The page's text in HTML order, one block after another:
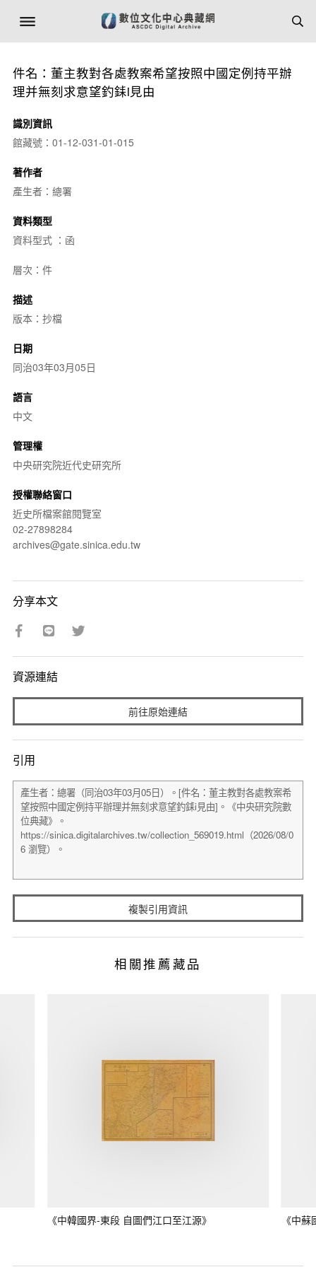
件名：董主教對各處教案希望按照中國定例持平辦
理并無刻求意望釣銇i見由
識別資訊
館藏號：01-12-031-01-015
著作者
產生者：總署
資料類型
資料型式 ：函
層次：件
描述
版本：抄檔
日期
同治03年03月05日
語言
中文
管理權
中央研究院近代史研究所
授權聯絡窗口
近史所檔案館閱覽室
02-27898284
archives@gate.sinica.edu.tw
分享本文
資源連結
前往原始連結
引用
複製引用資訊
相關推薦藏品
《中韓國界-東段 自圖們江口至江源》 《中